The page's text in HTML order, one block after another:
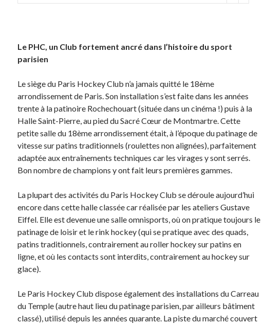
Le PHC, un Club fortement ancré dans l’histoire du sport
parisien
Le siège du Paris Hockey Club n’a jamais quitté le 18ème
arrondissement de Paris. Son installation s’est faite dans les années
trente à la patinoire Rochechouart (située dans un cinéma !) puis à la
Halle Saint-Pierre, au pied du Sacré Cœur de Montmartre. Cette
petite salle du 18ème arrondissement était, à l’époque du patinage de
vitesse sur patins traditionnels (roulettes non alignées), parfaitement
adaptée aux entraînements techniques car les virages y sont serrés.
Bon nombre de champions y ont fait leurs premières gammes.
La plupart des activités du Paris Hockey Club se déroule aujourd’hui
encore dans cette halle classée car réalisée par les ateliers Gustave
Eiffel. Elle est devenue une salle omnisports, où on pratique toujours le
patinage de loisir et le rink hockey (qui se pratique avec des quads,
patins traditionnels, contrairement au roller hockey sur patins en
ligne, et où les contacts sont interdits, contrairement au hockey sur
glace).
Le Paris Hockey Club dispose également des installations du Carreau
du Temple (autre haut lieu du patinage parisien, par ailleurs bâtiment
classé), utilisé depuis les années quarante. La piste du marché couvert